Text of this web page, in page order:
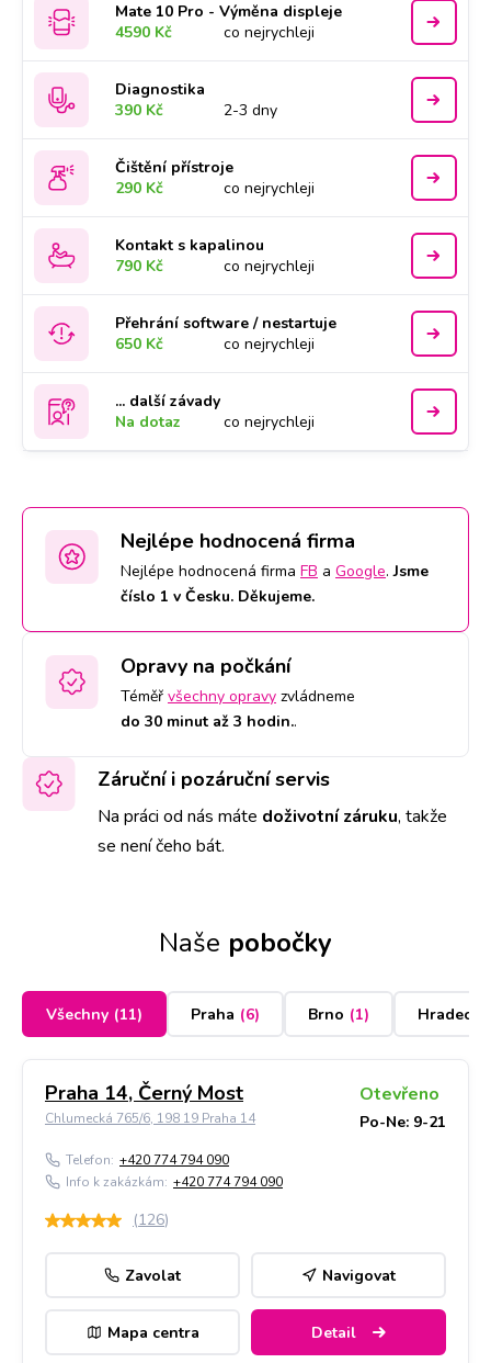
Mate 10 Pro - Výměna displeje
4590 Kč
co nejrychleji
Diagnostika
390 Kč
2-3 dny
Čištění přístroje
290 Kč
co nejrychleji
Kontakt s kapalinou
790 Kč
co nejrychleji
Přehrání software / nestartuje
650 Kč
co nejrychleji
... další závady
Na dotaz
co nejrychleji
Nejlépe hodnocená firma
Nejlépe hodnocená firma FB a Google.Jsme
číslo 1 v Česku. Děkujeme.
Opravy na počkání
Téměř všechny opravy zvládneme
do 30 minut až 3 hodin..
Záruční i pozáruční servis
Na práci od nás máte doživotní záruku, takže
se není čeho bát.
Naše pobočky
Všechny (11) Praha (6) Brno (1) Hradec
Praha 14, Černý Most
Chlumecká 765/6, 198 19 Praha 14
Otevřeno
Po-Ne: 9-21
Telefon: +420 774 794 090
Info k zakázkám: +420 774 794 090
(126)
Zavolat Navigovat
Mapa centra Detail